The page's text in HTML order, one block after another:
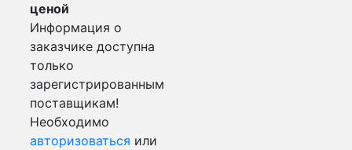
ценой
Информация о
заказчике доступна
только
зарегистрированным
поставщикам!
Необходимо
авторизоваться или